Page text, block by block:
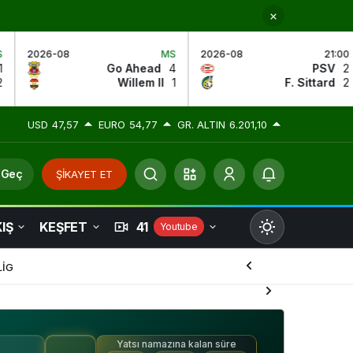
Go Ahead
Willem II
21:00
F. Sittard
2026-08
USD 47,57 EURO 54,77 GR. ALTIN 6.201,10
ŞİKAYET ET
KEŞFET 41 Youtube
Mod
değiştir
Yatsı namazına kalan süre